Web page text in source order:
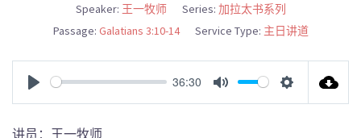
Speaker: 王一牧师 Series: 加拉太书系列
Passage: Galatians 3:10-14 Service Type: 主日讲道
PLAY
36:30
MUTE SETTINGS
讲员：王一牧师